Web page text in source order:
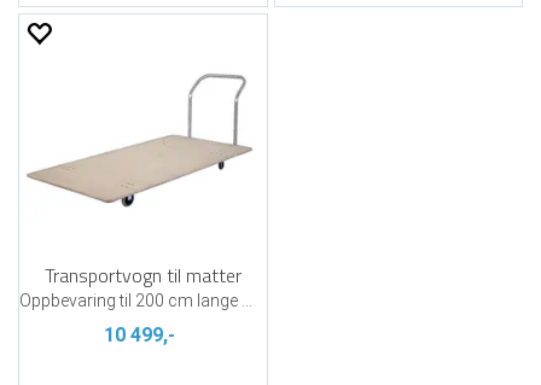
Transportvogn til matter
10 499,-